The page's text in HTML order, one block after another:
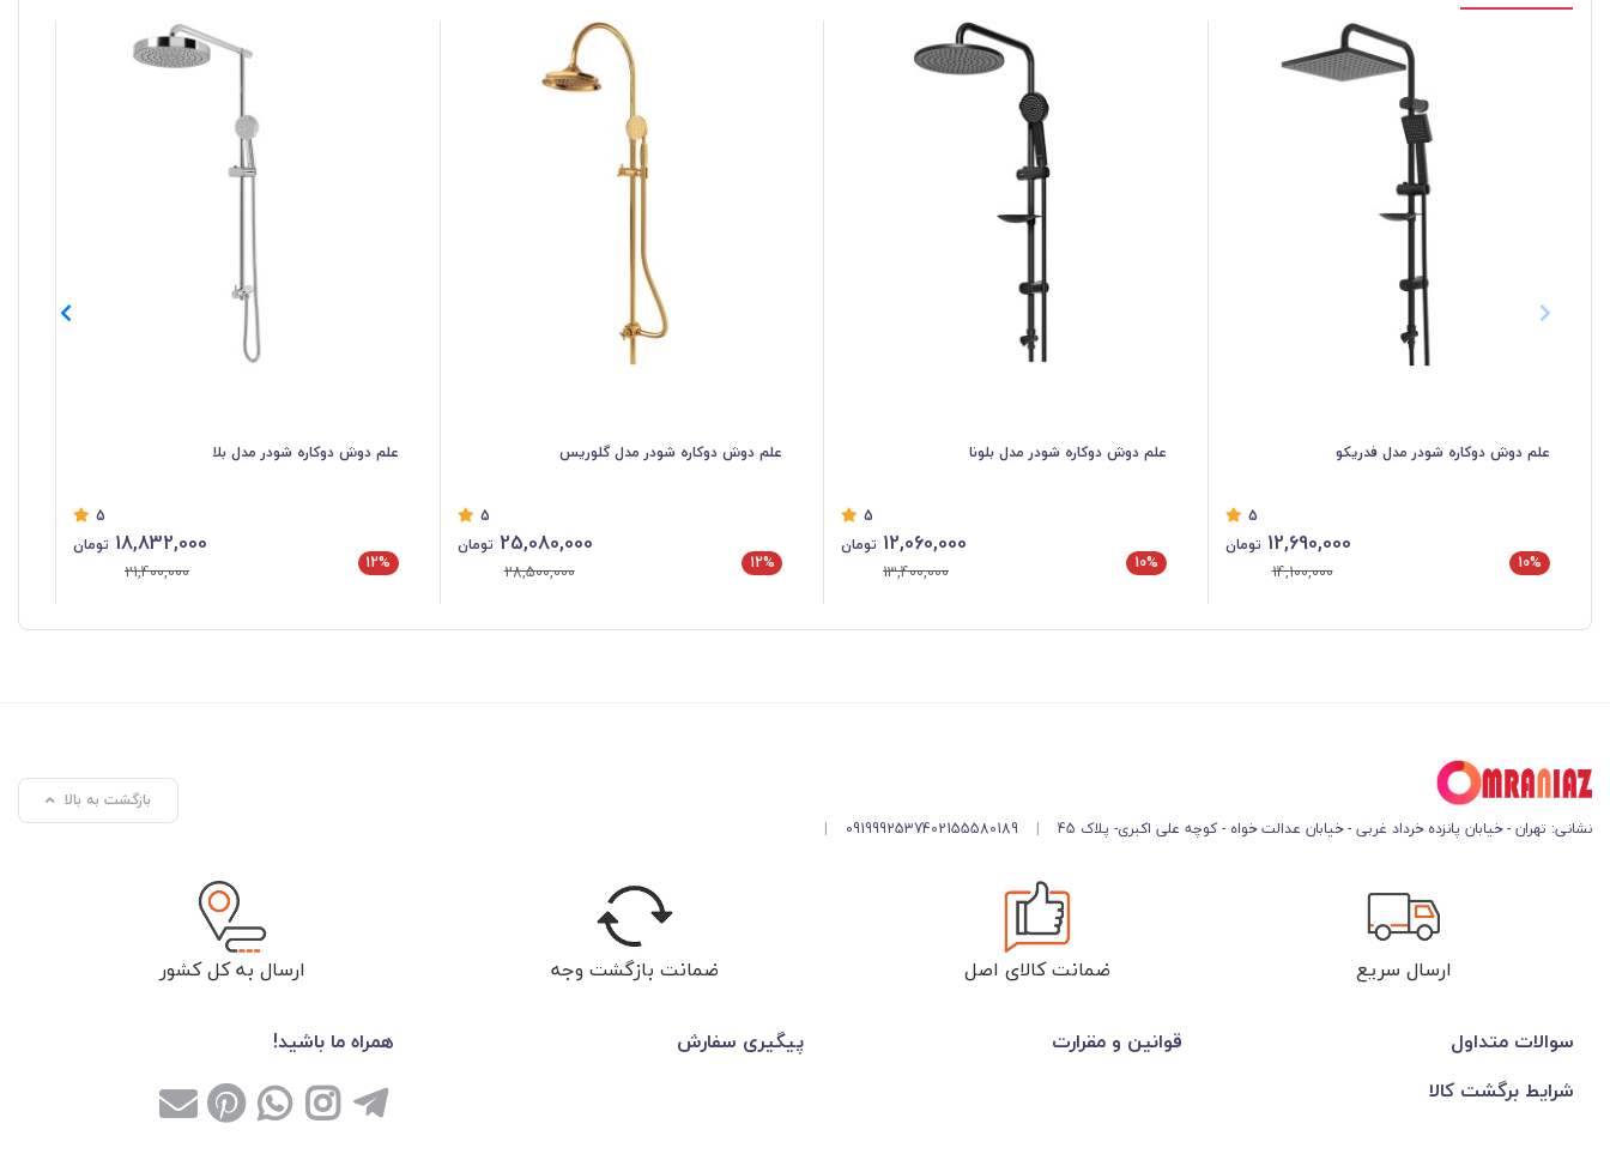
علم دوش دوکاره شودر مدل فدریکو
5
10%
12,690,000 تومان
14,100,000
علم دوش دوکاره شودر مدل بلونا
5
10%
12,060,000 تومان
13,400,000
علم دوش دوکاره شودر مدل گلوریس
5
12%
25,080,000 تومان
28,500,000
علم دوش دوکاره شودر مدل بلا
5
12%
18,832,000 تومان
21,400,000
نشانی: تهران - خیابان پانزده خرداد غربی - خیابان عدالت خواه - کوچه علی اکبری- پلاک 45 |
02155580189
09199925374
|
بازگشت به بالا
ارسال سریع ضمانت کالای اصل ضمانت بازگشت وجه ارسال به کل کشور
سوالات متداول قوانین و مقرارت
پیگیری سفارش
شرایط برگشت کالا
همراه ما باشید!